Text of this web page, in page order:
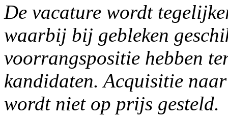
De vacature wordt
waarbij bij gebleken
voorrangspositie hebben
kandidaten. Acquisitie
wordt niet op prijs gesteld.